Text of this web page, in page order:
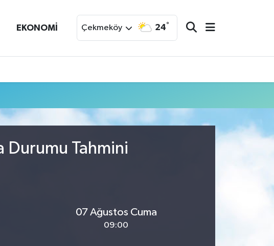
EKONOMİ Çekmeköy 24°
Durumu Tahmini
07 Ağustos Cuma
09:00